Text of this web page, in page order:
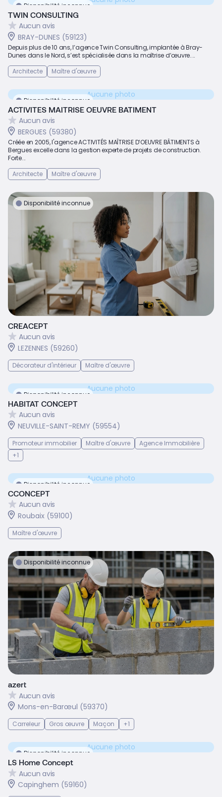
Disponibilité inconnue
TWIN CONSULTING
Aucun avis
BRAY-DUNES (59123)
Depuis plus de 10 ans, l’agence Twin Consulting, implantée à Bray-
Dunes dans le Nord, s’est spécialisée dans la maîtrise d’œuvre....
Architecte
Maître d'œuvre
Disponibilité inconnue
Aucune photo
ACTIVITES MAITRISE OEUVRE BATIMENT
Aucun avis
BERGUES (59380)
Créée en 2005, l'agence ACTIVITÉS MAÎTRISE D’OEUVRE BÂTIMENTS à
Bergues excelle dans la gestion experte de projets de construction.
Forte...
Architecte
Maître d'œuvre
Disponibilité inconnue
CREACEPT
Aucun avis
LEZENNES (59260)
Décorateur d'intérieur Maître d'œuvre
Disponibilité inconnue
Aucune photo
HABITAT CONCEPT
Aucun avis
NEUVILLE-SAINT-REMY (59554)
Promoteur immobilier Maître d'œuvre
Agence Immobilière
+1
Disponibilité inconnue
Aucune photo
CCONCEPT
Aucun avis
Roubaix (59100)
Maître d'œuvre
Disponibilité inconnue
azert
Aucun avis
Mons-en-Barœul (59370)
Carreleur Gros œuvre Maçon +1
Disponibilité inconnue
Aucune photo
LS Home Concept
Aucun avis
Capinghem (59160)